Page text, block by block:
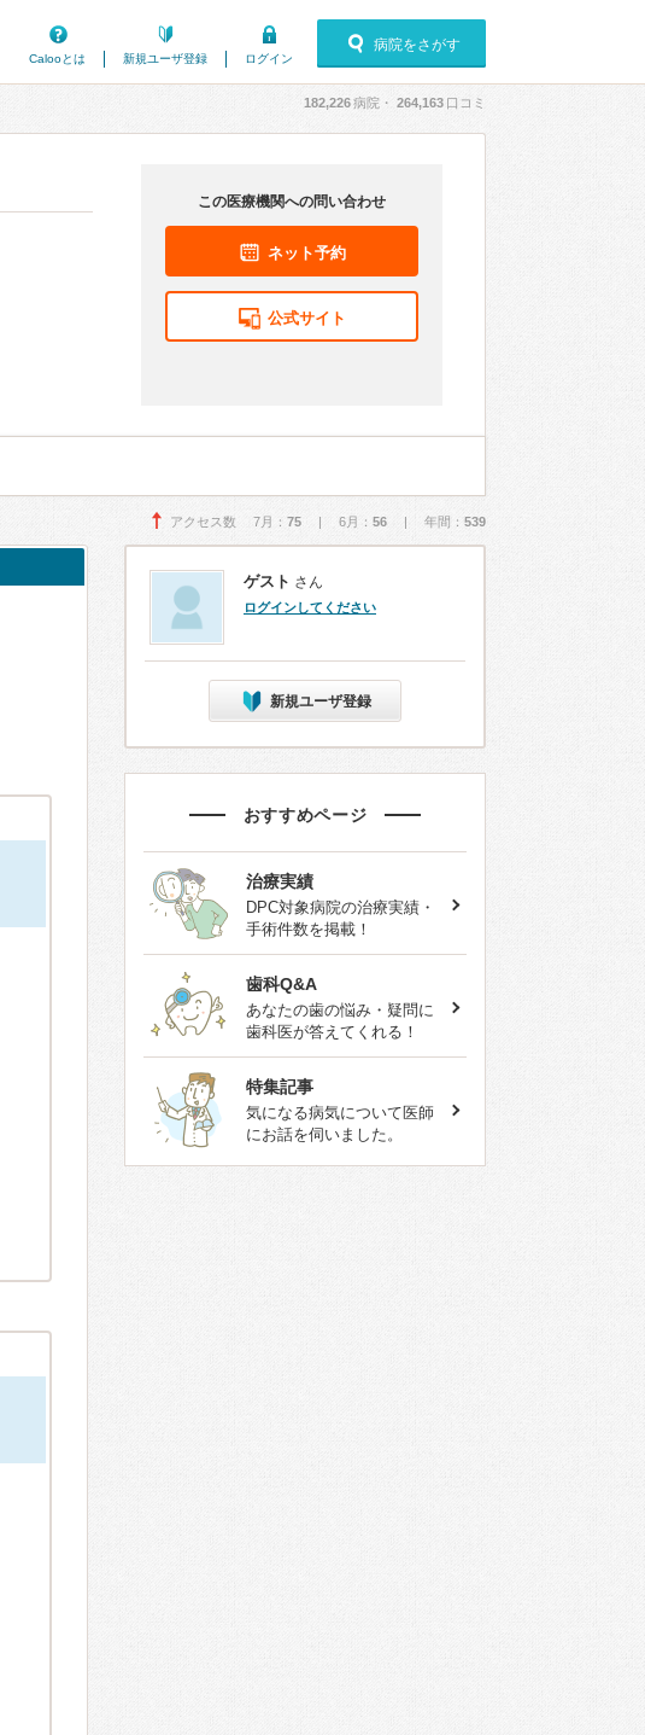
Calooとは
新規ユーザ登録 ログイン
病院をさがす
182,226病院・ 264,163 口コミ
この医療機関への問い合わせ
ネット予約
公式サイト
アクセス数 7月： 75 | 6月： 56 | 年間： 539
ゲスト さん
ログインしてください
新規ユーザ登録
おすすめページ
治療実績
DPC対象病院の治療実績・
手術件数を掲載！
歯科Q&A
あなたの歯の悩み・疑問に
歯科医が答えてくれる！
特集記事
気になる病気について医師
にお話を伺いました。